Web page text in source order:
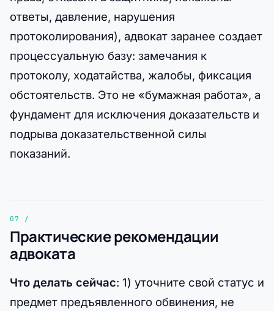
ответы, давление, нарушения
протоколирования), адвокат заранее создает
процессуальную базу: замечания к
протоколу, ходатайства, жалобы, фиксация
обстоятельств. Это не «бумажная работа», а
фундамент для исключения доказательств и
подрыва доказательственной силы
показаний.
Практические рекомендации
адвоката
Что делать сейчас: 1) уточните свой статус и
предмет предъявленного обвинения, не